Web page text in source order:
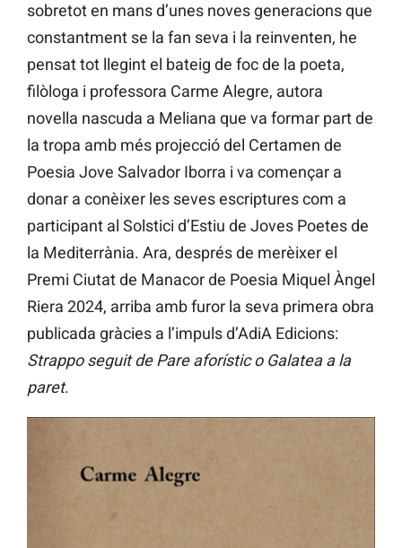
sobretot en mans d’unes noves generacions que
constantment se la fan seva i la reinventen, he
pensat tot llegint el bateig de foc de la poeta,
filòloga i professora Carme Alegre, autora
novella nascuda a Meliana que va formar part de
la tropa amb més projecció del Certamen de
Poesia Jove Salvador Iborra i va començar a
donar a conèixer les seves escriptures com a
participant al Solstici d’Estiu de Joves Poetes de
la Mediterrània. Ara, després de merèixer el
Premi Ciutat de Manacor de Poesia Miquel Àngel
Riera 2024, arriba amb furor la seva primera obra
publicada gràcies a l’impuls d’AdiA Edicions:
Strappo seguit de Pare aforístic o Galatea a la
paret.